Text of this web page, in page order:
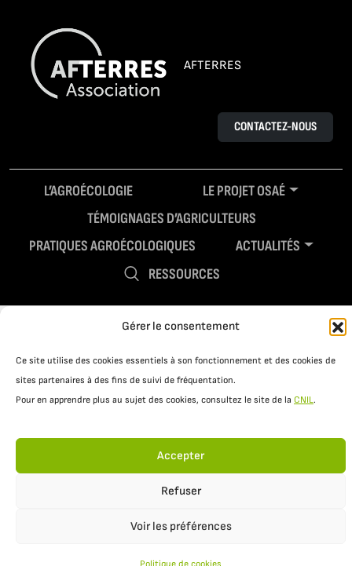
Gérer le consentement
Ce site utilise des cookies essentiels à son fonctionnement et des cookies de
sites partenaires à des fins de suivi de fréquentation.
Pour en apprendre plus au sujet des cookies, consultez le site de la CNIL.
Accepter
Refuser
Voir les préférences
AFTERRES
CONTACTEZ-NOUS
L’AGROÉCOLOGIE
LE PROJET OSAÉ
TÉMOIGNAGES D’AGRICULTEURS
PRATIQUES AGROÉCOLOGIQUES
ACTUALITÉS
RESSOURCES
Mentions légales Politique de confidentialité